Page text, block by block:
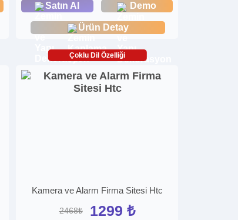
Satın Al Demo
Ürün Detay
Çoklu Dil Özelliği
Kamera ve Alarm Firma Sitesi Htc
2468₺ 1299 ₺